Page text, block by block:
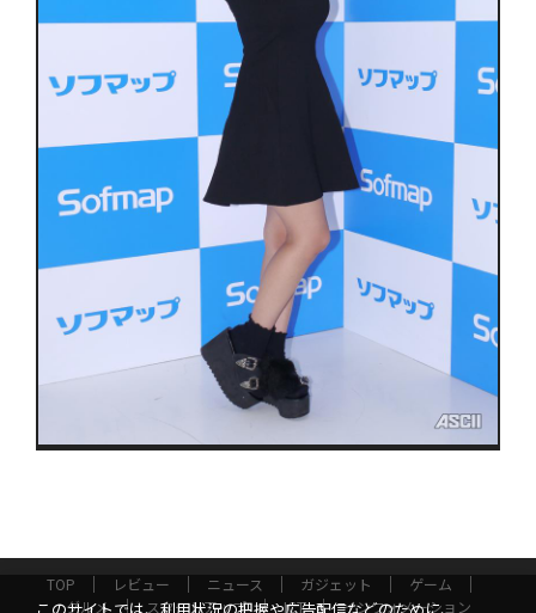
TOP レビュー ニュース ガジェット
ゲーム
グルメ
スタートアップ ICT インフォメーション